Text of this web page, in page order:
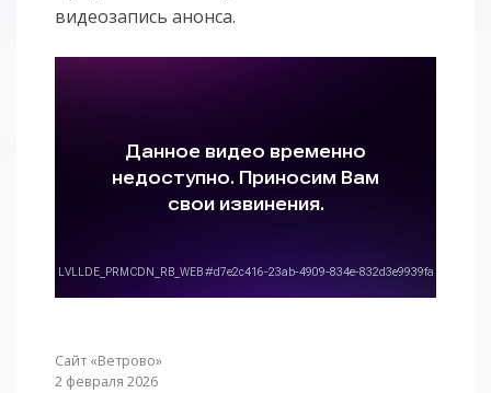
видеозапись анонса.
Сайт «Ветрово»
2 февраля 2026